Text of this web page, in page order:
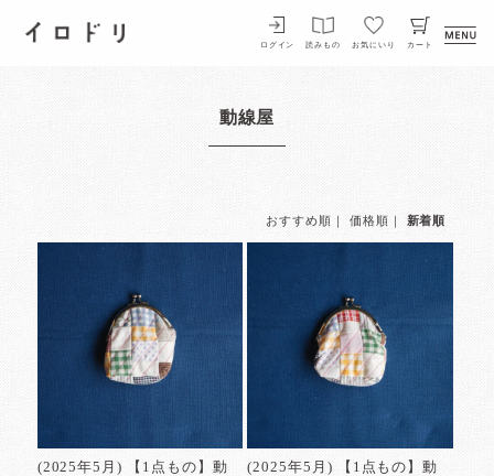
イロドリ
ログイン 読みもの お気にいり カート
動線屋
おすすめ順 価格順 新着順
(2025年5月) 【1点もの】動
(2025年5月) 【1点もの】動